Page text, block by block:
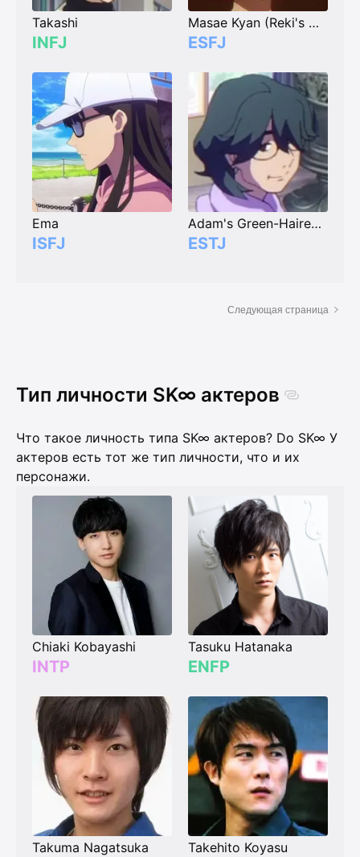
Takashi
INFJ
Masae Kyan (Reki's Mother)
ESFJ
Ema
ISFJ
Adam's Green-Haired Aunt
ESTJ
Следующая страница
Тип личности SK∞ актеров
Что такое личность типа SK∞ актеров? Do SK∞ У
актеров есть тот же тип личности, что и их
персонажи.
Chiaki Kobayashi
INTP
Tasuku Hatanaka
ENFP
Takuma Nagatsuka Takehito Koyasu